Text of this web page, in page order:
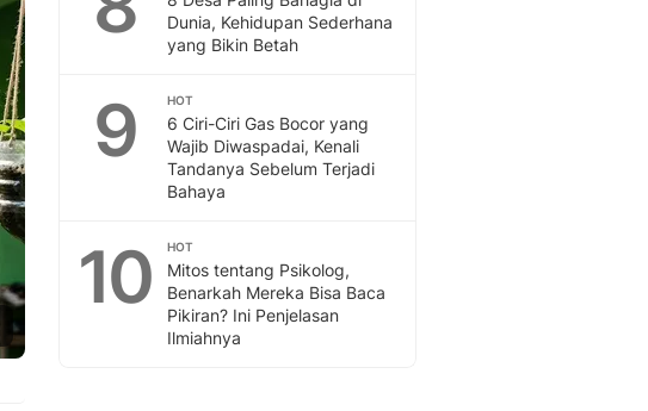
Dunia, Kehidupan Sederhana
yang Bikin Betah
9 HOT
6 Ciri-Ciri Gas Bocor yang
Wajib Diwaspadai, Kenali
Tandanya Sebelum Terjadi
Bahaya
10 HOT
Mitos tentang Psikolog,
Benarkah Mereka Bisa Baca
Pikiran? Ini Penjelasan
Ilmiahnya